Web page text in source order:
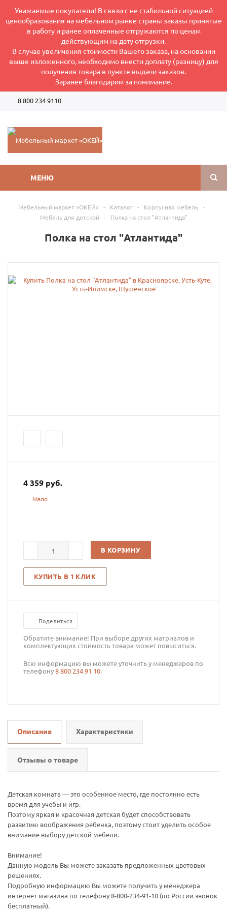
Уважаемые покупатели! В связи с не стабильной ситуацией
ценообразования на мебельном рынке страны заказы принятые
в работу и ранее оплаченные отгружаются по ценам
действующим на дату отгрузки.
В случае увеличения стоимости Вашего заказа, на основании
выше изложенного, необходимо внести доплату (разницу) для
получения товара в пункте выдачи заказов.
Заранее благодарим за понимание.
8 800 234 9110
МЕНЮ
Мебельный маркет «ОКЕЙ» - Каталог - Корпусная мебель -
Мебель для детской
- Полка на стол "Атлантида"
Полка на стол "Атлантида"
4 359 руб.
Мало
В КОРЗИНУ
КУПИТЬ В 1 КЛИК
Поделиться
Обратите внимание! При выборе других матриалов и
комплектующих стоимость товара может повыситься.
Всю информацию вы можете уточнить у менеджеров по
телефону8 800 234 91 10.
Описание Характеристики
Отзывы о товаре
Детская комната — это особенное место, где постоянно есть
время для учебы и игр.
Поэтому яркая и красочная детская будет способствовать
развитию воображения ребенка, поэтому стоит уделить особое
внимание выбору детской мебели.
Внимание!
Данную модель Вы можете заказать предложенных цветовых
решениях.
Подробную информацию Вы можете получить у менеджера
интернет магазина по телефону 8-800-234-91-10 (по России звонок
бесплатный).